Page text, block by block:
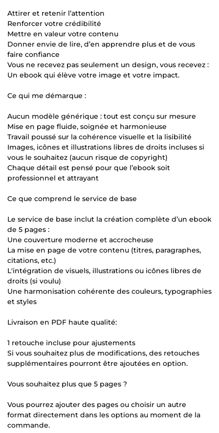
Attirer et retenir l’attention
Renforcer votre crédibilité
Mettre en valeur votre contenu
Donner envie de lire, d’en apprendre plus et de vous
faire confiance
Vous ne recevez pas seulement un design, vous recevez :
Un ebook qui élève votre image et votre impact.
Ce qui me démarque :
Aucun modèle générique : tout est conçu sur mesure
Mise en page fluide, soignée et harmonieuse
Travail poussé sur la cohérence visuelle et la lisibilité
Images, icônes et illustrations libres de droits incluses si
vous le souhaitez (aucun risque de copyright)
Chaque détail est pensé pour que l’ebook soit
professionnel et attrayant
Ce que comprend le service de base
Le service de base inclut la création complète d’un ebook
de 5 pages :
Une couverture moderne et accrocheuse
La mise en page de votre contenu (titres, paragraphes,
citations, etc.)
L'intégration de visuels, illustrations ou icônes libres de
droits (si voulu)
Une harmonisation cohérente des couleurs, typographies
et styles
Livraison en PDF haute qualité:
1 retouche incluse pour ajustements
Si vous souhaitez plus de modifications, des retouches
supplémentaires pourront être ajoutées en option.
Vous souhaitez plus que 5 pages ?
Vous pourrez ajouter des pages ou choisir un autre
format directement dans les options au moment de la
commande.